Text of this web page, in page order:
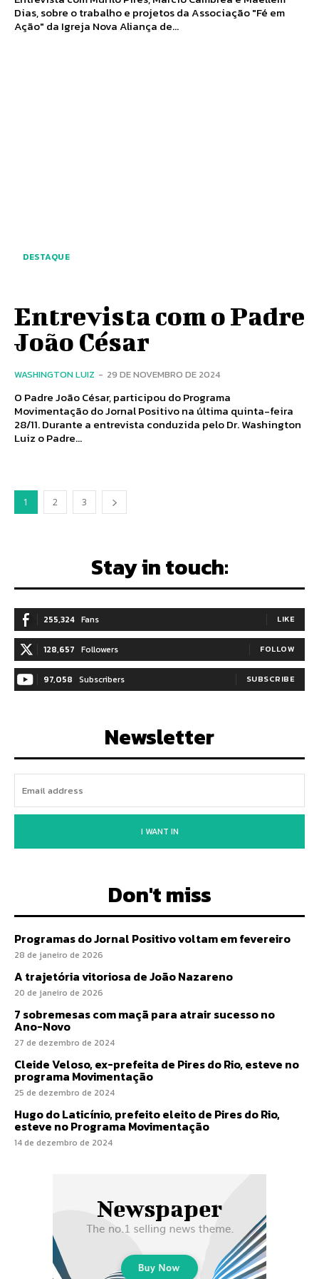
Dias, sobre o trabalho e projetos da Associação "Fé em
Ação" da Igreja Nova Aliança de...
DESTAQUE
Entrevista com o Padre
João César
WASHINGTON LUIZ - 29 DE NOVEMBRO DE 2024
O Padre João César, participou do Programa
Movimentação do Jornal Positivo na última quinta-feira
28/11. Durante a entrevista conduzida pelo Dr. Washington
Luiz o Padre...
1 2 3
Stay in touch:
255,324 Fans LIKE
128,657 Followers FOLLOW
97,058 Subscribers SUBSCRIBE
Newsletter
I WANT IN
Don't miss
Programas do Jornal Positivo voltam em fevereiro
28 de janeiro de 2026
A trajetória vitoriosa de João Nazareno
20 de janeiro de 2026
7 sobremesas com maçã para atrair sucesso no
Ano-Novo
27 de dezembro de 2024
Cleide Veloso, ex-prefeita de Pires do Rio, esteve no
programa Movimentação
25 de dezembro de 2024
Hugo do Laticínio, prefeito eleito de Pires do Rio,
esteve no Programa Movimentação
14 de dezembro de 2024